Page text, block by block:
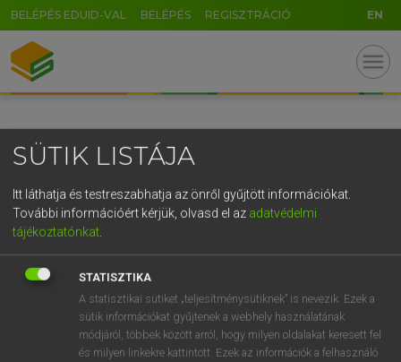
BELÉPÉS EDUID-VAL BELÉPÉS REGISZTRÁCIÓ EN
menu
SÜTIK LISTÁJA
Itt láthatja és testreszabhatja az önről gyűjtött információkat.
További információért kérjük, olvasd el az adatvédelmi
tájékoztatónkat
STATISZTIKA
A statisztikai sütiket „teljesítménysütiknek” is nevezik. Ezek a
sütik információkat gyűjtenek a webhely használatának
módjáról, többek között arról, hogy milyen oldalakat keresett fel
és milyen linkekre kattintott. Ezek az információk a felhasználó
GR
5
g h k l
v b n m , . - AltGr